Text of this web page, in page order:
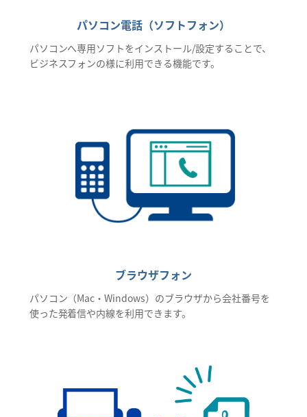
パソコン電話（ソフトフォン）
パソコンへ専用ソフトをインストール/設定することで、
ビジネスフォンの様に利用できる機能です。
ブラウザフォン
パソコン（Mac・Windows）のブラウザから会社番号を
使った発着信や内線を利用できます。